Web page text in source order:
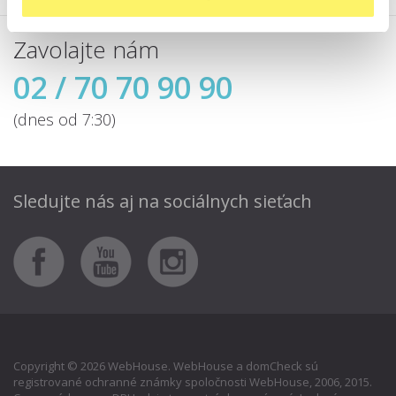
Zavolajte nám
02 / 70 70 90 90
(dnes od 7:30)
Sledujte nás aj na sociálnych sieťach
Copyright © 2026 WebHouse. WebHouse a domCheck sú
registrované ochranné známky spoločnosti WebHouse, 2006, 2015.